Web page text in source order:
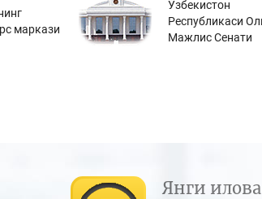
маркази
Ўзбекистон
Республикаси
Мажлис Сенати
Янги илова